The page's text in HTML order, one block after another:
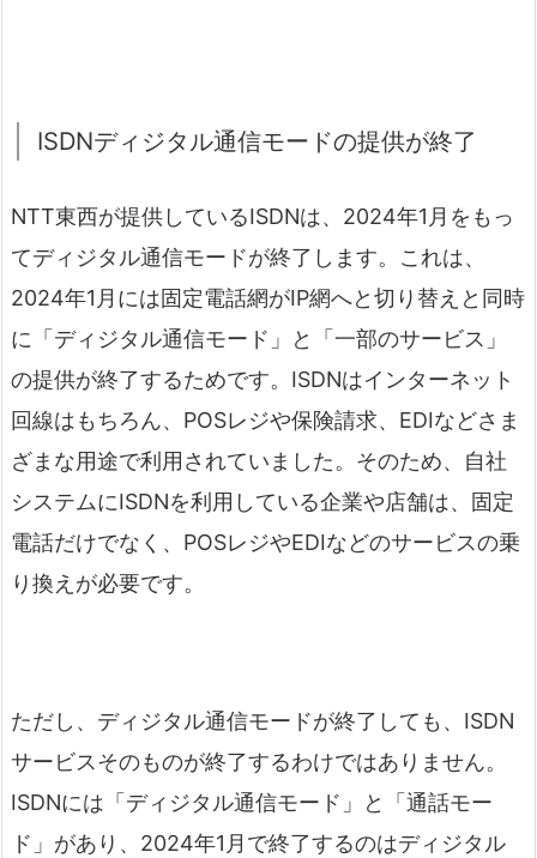
ISDNディジタル通信モードの提供が終了
NTT東西が提供しているISDNは、2024年1月をもっ
てディジタル通信モードが終了します。これは、
2024年1月には固定電話網がIP網へと切り替えと同時
に「ディジタル通信モード」と「一部のサービス」
の提供が終了するためです。ISDNはインターネット
回線はもちろん、POSレジや保険請求、EDIなどさま
ざまな用途で利用されていました。そのため、自社
システムにISDNを利用している企業や店舗は、固定
電話だけでなく、POSレジやEDIなどのサービスの乗
り換えが必要です。
ただし、ディジタル通信モードが終了しても、ISDN
サービスそのものが終了するわけではありません。
ISDNには「ディジタル通信モード」と「通話モー
ド」があり、2024年1月で終了するのはディジタル